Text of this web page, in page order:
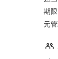
期
元